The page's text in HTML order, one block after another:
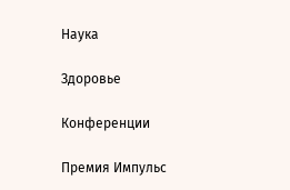
Наука
Здоровье
Конференции
Премия Импульс